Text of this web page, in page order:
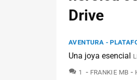
Drive
AVENTURA -
Una joya esencial
1 COMENTARIOS
FRANKIE MB